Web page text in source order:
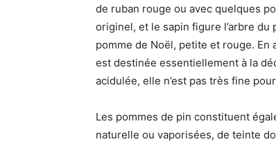
de ruban rouge ou avec quelques
originel, et le sapin figure l’arbre
pomme de Noël, petite et rouge. En
est destinée essentiellement à la
acidulée, elle n’est pas très fine
Les pommes de pin constituent
naturelle ou vaporisées, de teinte